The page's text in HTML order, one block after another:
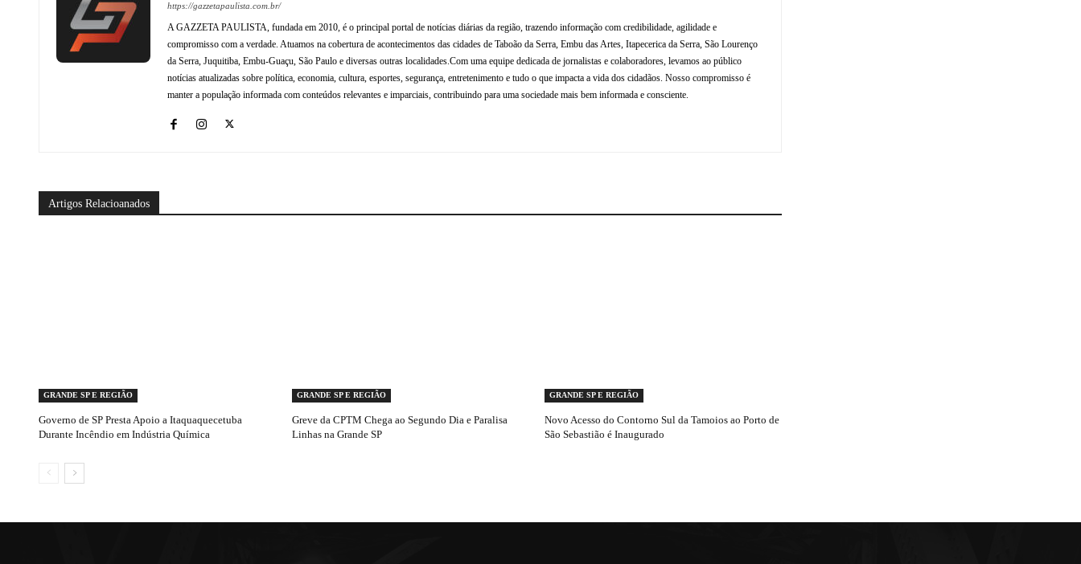
https://gazzetapaulista.com.br/
A GAZZETA PAULISTA, fundada em 2010, é o principal portal de notícias diárias da região, trazendo informação com credibilidade, agilidade e
compromisso com a verdade. Atuamos na cobertura de acontecimentos das cidades de Taboão da Serra, Embu das Artes, Itapecerica da Serra, São Lourenço
da Serra, Juquitiba, Embu-Guaçu, São Paulo e diversas outras localidades.Com uma equipe dedicada de jornalistas e colaboradores, levamos ao público
notícias atualizadas sobre política, economia, cultura, esportes, segurança, entretenimento e tudo o que impacta a vida dos cidadãos. Nosso compromisso é
manter a população informada com conteúdos relevantes e imparciais, contribuindo para uma sociedade mais bem informada e consciente.
Artigos Relacioanados
GRANDE SP E REGIÃO
Governo de SP Presta Apoio a Itaquaquecetuba
Durante Incêndio em Indústria Química
GRANDE SP E REGIÃO
Greve da CPTM Chega ao Segundo Dia e Paralisa
Linhas na Grande SP
GRANDE SP E REGIÃO
Novo Acesso do Contorno Sul da Tamoios ao Porto de
São Sebastião é Inaugurado